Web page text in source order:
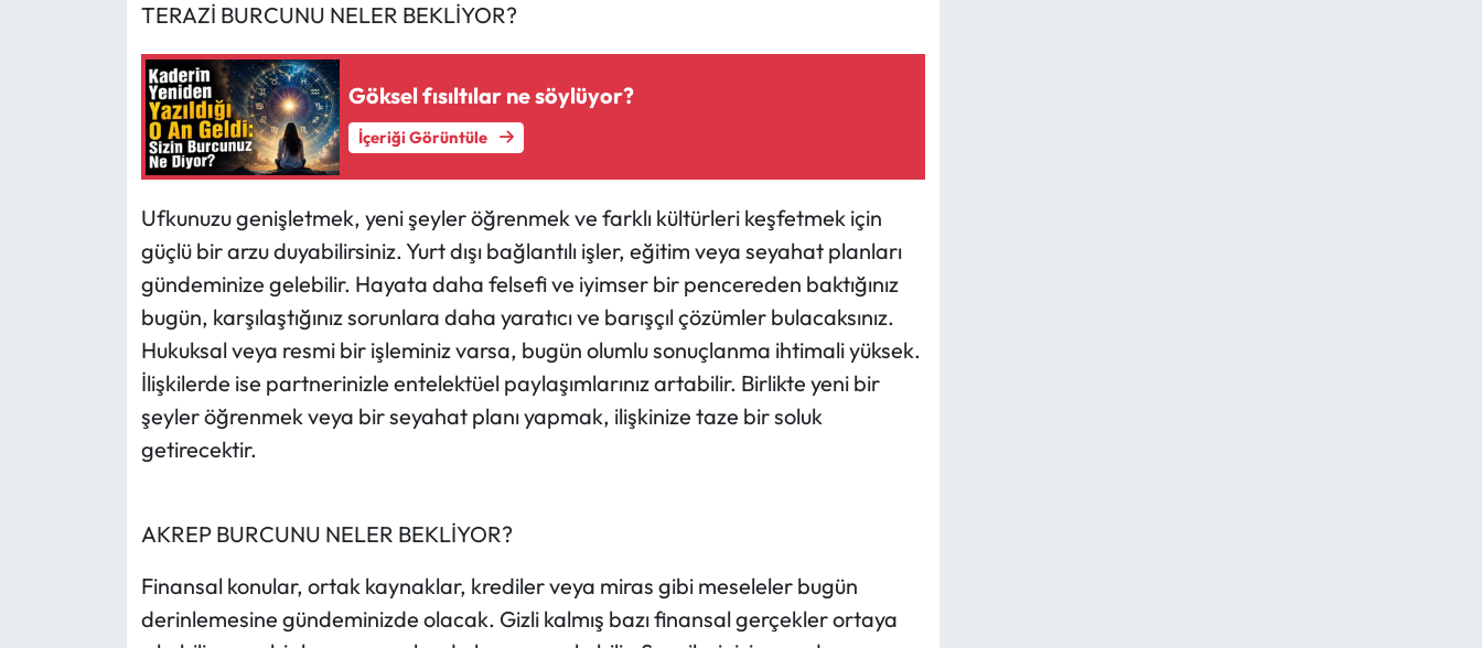
TERAZİ BURCUNU NELER BEKLİYOR?
Göksel fısıltılar ne söylüyor?
İçeriği Görüntüle
Ufkunuzu genişletmek, yeni şeyler öğrenmek ve farklı kültürleri keşfetmek için
güçlü bir arzu duyabilirsiniz. Yurt dışı bağlantılı işler, eğitim veya seyahat planları
gündeminize gelebilir. Hayata daha felsefi ve iyimser bir pencereden baktığınız
bugün, karşılaştığınız sorunlara daha yaratıcı ve barışçıl çözümler bulacaksınız.
Hukuksal veya resmi bir işleminiz varsa, bugün olumlu sonuçlanma ihtimali yüksek.
İlişkilerde ise partnerinizle entelektüel paylaşımlarınız artabilir. Birlikte yeni bir
şeyler öğrenmek veya bir seyahat planı yapmak, ilişkinize taze bir soluk
getirecektir.
AKREP BURCUNU NELER BEKLİYOR?
Finansal konular, ortak kaynaklar, krediler veya miras gibi meseleler bugün
derinlemesine gündeminizde olacak. Gizli kalmış bazı finansal gerçekler ortaya